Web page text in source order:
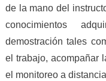
de la mano del
conocimientos
demostración tales
el trabajo, acompañar
el monitoreo a